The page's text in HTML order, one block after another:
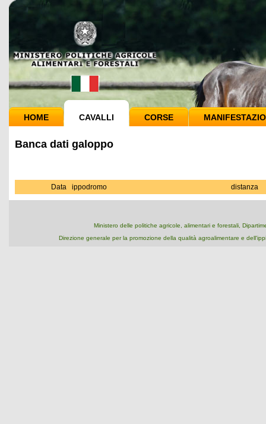
HOME CAVALLI CORSE
Banca dati galoppo
Data ippodromo distanza
Ministero delle politiche agricole, alimentari e forestali,
Direzione generale per la promozione della qualità agroalimentare e